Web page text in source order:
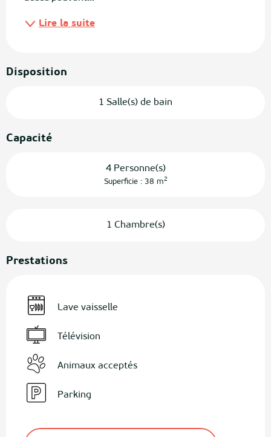
Lire la suite
Disposition
1 Salle(s) de bain
Capacité
4 Personne(s)
Superficie : 38 m2
1 Chambre(s)
Prestations
Lave vaisselle
Télévision
Animaux acceptés
Parking